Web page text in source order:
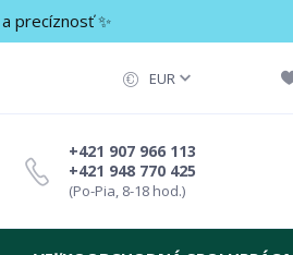
precíznosť ✨
EUR
+421 948 770 425
+421 907 966 113
(Po-Pia, 8-18 hod.)